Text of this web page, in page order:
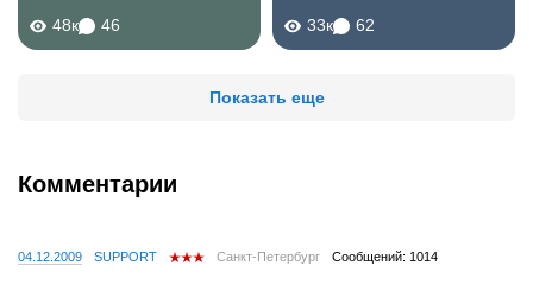
48к
46
33к
62
Показать еще
Комментарии
04.12.2009 SUPPORT Санкт-Петербург Сообщений: 1014